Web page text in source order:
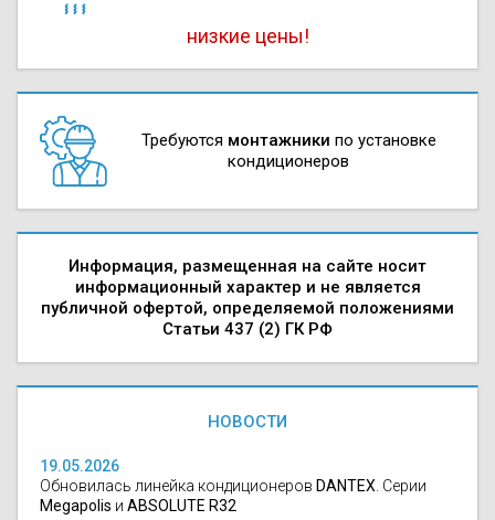
низкие цены!
Требуются монтажники по установке
кондиционеров
Информация, размещенная на сайте носит
информационный характер и не является
публичной офертой, определяемой положениями
Статьи 437 (2) ГК РФ
НОВОСТИ
19.05.2026
Обновилась линейка кондиционеров DANTEX . Серии
Megapolis и ABSOLUTE R32